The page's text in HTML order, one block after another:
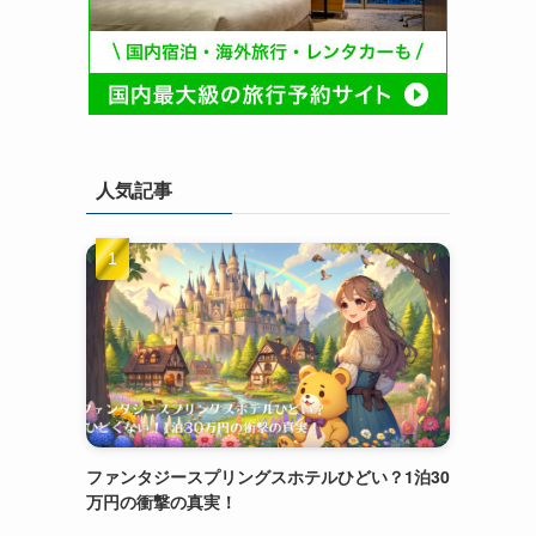
人気記事
ファンタジースプリングスホテルひどい？1泊30
万円の衝撃の真実！